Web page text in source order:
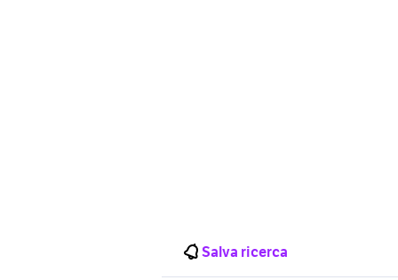
Salva ricerca